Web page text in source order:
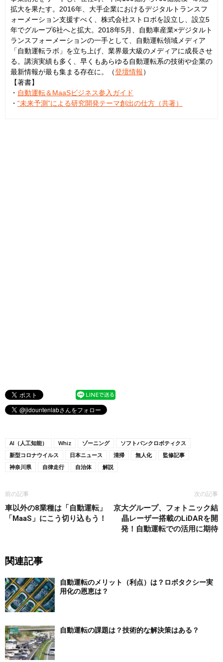
拡大を果たす。2016年、大手企業におけるデジタルトランスフ
ォーメーション支援すべく、株式会社ストロボを設立し、設立5
年でグループ6社へと拡大。2018年5月、自動車産業×デジタルト
ランスフォーメーションの一手として、自動運転領域メディア
「自動運転ラボ」を立ち上げ、業界最大級のメディアに成長させ
る。講演実績も多く、早くもあらゆる自動運転系の技術や企業の
最新情報が最も集まる存在に。（登壇情報）
【著書】
・ 自動運転＆MaaSビジネス参入ガイド
・ “未来予測”による研究開発テーマ創出の仕方（共著）
AI（人工知能） Whiz ゾーニング
ソフトバンクロボティクス
新型コロナウイルス
日本ニュース 清掃 無人化
監修記事
神奈川県
自律走行 自治体 解説
前の記事
車以外の8業種は「自動運転」
「MaaS」にこう切り込もう！
次の記事
京大グループ、フォトニック結
晶レーザー搭載のLiDARを開
発！自動運転での活用に期待
関連記事
自動運転のメリット（利点）は？ロボタクシー実
用化の恩恵は？
自動運転の課題は？技術的な解決策はある？